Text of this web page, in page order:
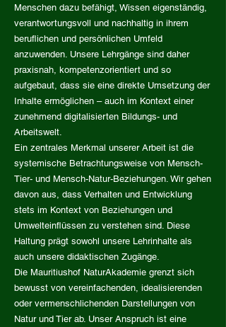
Menschen dazu befähigt, Wissen eigenständig,
verantwortungsvoll und nachhaltig in ihrem
beruflichen und persönlichen Umfeld
anzuwenden. Unsere Lehrgänge sind daher
praxisnah, kompetenzorientiert und so
aufgebaut, dass sie eine direkte Umsetzung der
Inhalte ermöglichen – auch im Kontext einer
zunehmend digitalisierten Bildungs- und
Arbeitswelt.
Ein zentrales Merkmal unserer Arbeit ist die
systemische Betrachtungsweise von Mensch-
Tier- und Mensch-Natur-Beziehungen. Wir gehen
davon aus, dass Verhalten und Entwicklung
stets im Kontext von Beziehungen und
Umwelteinflüssen zu verstehen sind. Diese
Haltung prägt sowohl unsere Lehrinhalte als
auch unsere didaktischen Zugänge.
Die Mauritiushof NaturAkademie grenzt sich
bewusst von vereinfachenden, idealisierenden
oder vermenschlichenden Darstellungen von
Natur und Tier ab. Unser Anspruch ist eine